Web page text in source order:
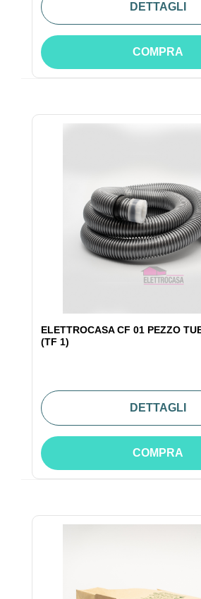
DETTAGLI
COMPRA
ELETTROCASA CF 01 PEZZO
(TF 1)
DETTAGLI
COMPRA